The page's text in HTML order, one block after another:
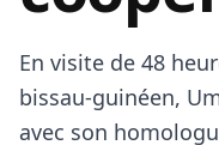
En visite de 48
bissau-guinéen,
avec son